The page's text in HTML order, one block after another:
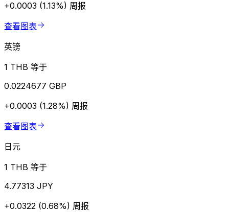
+0.0003 (1.13%) 周报
查看图表
英镑
1 THB 等于
0.0224677 GBP
+0.0003 (1.28%) 周报
查看图表
日元
1 THB 等于
4.77313 JPY
+0.0322 (0.68%) 周报